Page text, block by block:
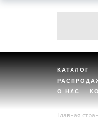
КАТАЛОГ
О НАС
Главная